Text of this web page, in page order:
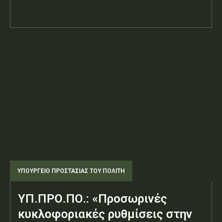
ΥΠΟΥΡΓΕΊΟ ΠΡΟΣΤΑΣΊΑΣ ΤΟΥ ΠΟΛΊΤΗ
ΥΠ.ΠΡΟ.ΠΟ.: «Προσωρινές
κυκλοφοριακές ρυθμίσεις στην